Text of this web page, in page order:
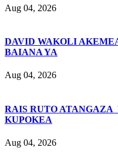
Aug 04, 2026
DAVID WAKOLI
BAIANA YA
Aug 04, 2026
RAIS RUTO
KUPOKEA
Aug 04, 2026